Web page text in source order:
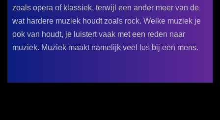
zoals opera of klassiek, terwijl een ander meer van de
wat hardere muziek houdt zoals rock. Welke muziek je
ook van houdt, je luistert vaak met een reden naar
muziek. Muziek maakt namelijk veel los bij een mens.